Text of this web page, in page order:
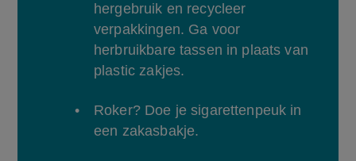
hergebruik en recycleer
verpakkingen. Ga voor
herbruikbare tassen in plaats van
plastic zakjes.
Roker? Doe je sigarettenpeuk in
een zakasbakje.